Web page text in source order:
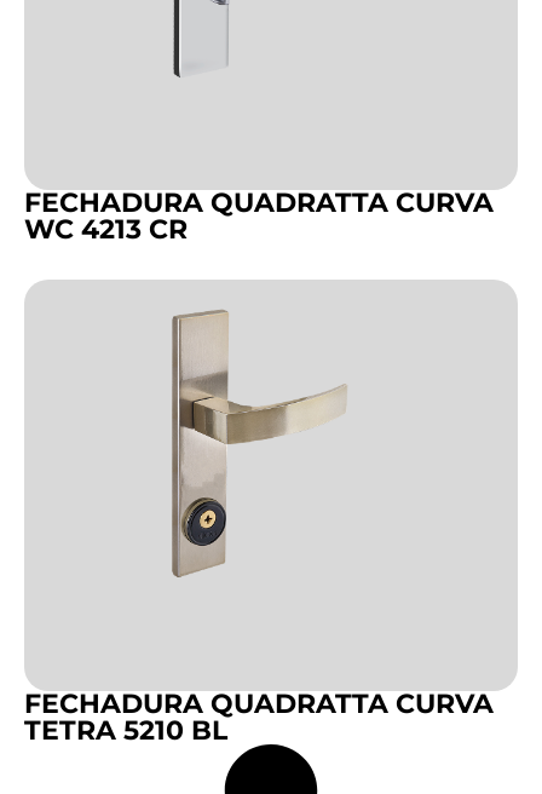
FECHADURA QUADRATTA CURVA
WC 4213 CR
FECHADURA QUADRATTA CURVA
TETRA 5210 BL